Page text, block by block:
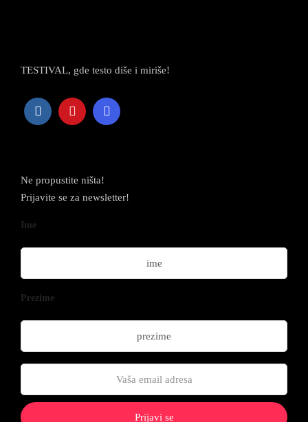
TESTIVAL, gde testo diše i miriše!
Ne propustite ništa!
Prijavite se za newsletter!
Ime
Prezime